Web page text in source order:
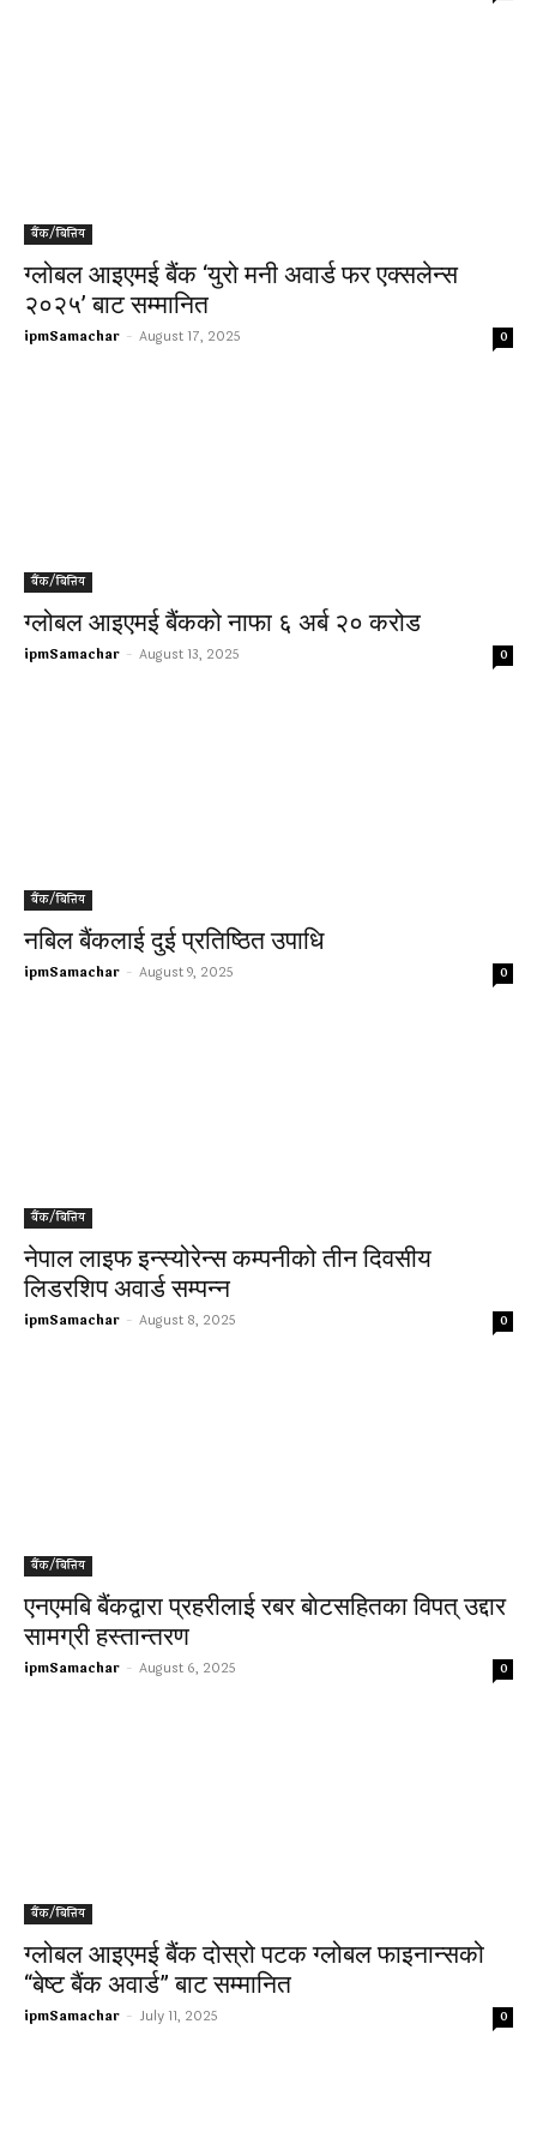
बैंक/बित्तिय
ग्लोबल आइएमई बैंक ‘युरो मनी अवार्ड फर एक्सलेन्स
२०२५’ बाट सम्मानित
ipmSamachar - August 17, 2025 0
बैंक/बित्तिय
ग्लोबल आइएमई बैंकको नाफा ६ अर्ब २० करोड
ipmSamachar - August 13, 2025 0
बैंक/बित्तिय
नबिल बैंकलाई दुई प्रतिष्ठित उपाधि
ipmSamachar - August 9, 2025 0
बैंक/बित्तिय
नेपाल लाइफ इन्स्योरेन्स कम्पनीको तीन दिवसीय
लिडरशिप अवार्ड सम्पन्न
ipmSamachar - August 8, 2025 0
बैंक/बित्तिय
एनएमबि बैंकद्वारा प्रहरीलाई रबर बाेटसहितका विपत् उद्दार
सामग्री हस्तान्तरण
ipmSamachar - August 6, 2025 0
बैंक/बित्तिय
ग्लोबल आइएमई बैंक दोस्रो पटक ग्लोबल फाइनान्सको
“बेष्ट बैंक अवार्ड” बाट सम्मानित
ipmSamachar - July 11, 2025 0